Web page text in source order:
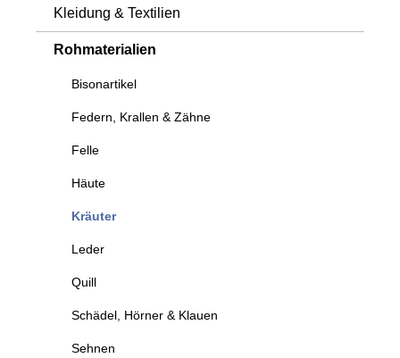
Kleidung & Textilien
Rohmaterialien
Bisonartikel
Federn, Krallen & Zähne
Felle
Häute
Kräuter
Leder
Quill
Schädel, Hörner & Klauen
Sehnen